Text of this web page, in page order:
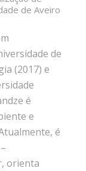
de Aveiro
de
(2017) e
é
e
é
orienta